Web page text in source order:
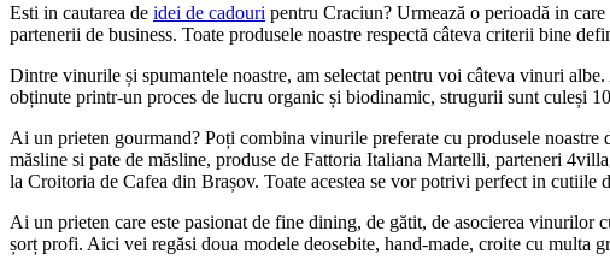
Esti in cautarea de idei de cadouri pentru Craciun? Urmează o perioadă in
partenerii de business. Toate produsele noastre respectă câteva criterii bine
Dintre vinurile și spumantele noastre, am selectat pentru voi câteva vinuri
obținute printr-un proces de lucru organic și biodinamic, strugurii sunt culeși
Ai un prieten gourmand? Poți combina vinurile preferate cu produsele
măsline si pate de măsline, produse de Fattoria Italiana Martelli, parteneri
la Croitoria de Cafea din Brașov. Toate acestea se vor potrivi perfect in cutiile
Ai un prieten care este pasionat de fine dining, de gătit, de asocierea vinurilor
șorț profi. Aici vei regăsi doua modele deosebite, hand-made, croite cu multa